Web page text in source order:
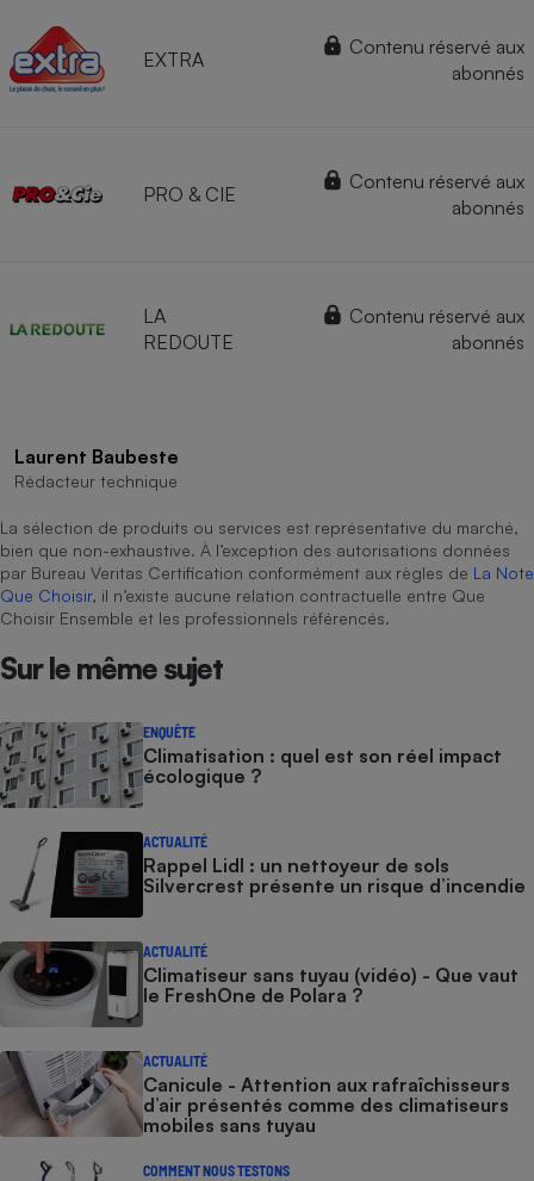
EXTRA
Contenu réservé aux
abonnés
PRO & CIE
Contenu réservé aux
abonnés
LA
REDOUTE
Contenu réservé aux
abonnés
Laurent Baubeste
Rédacteur technique
La sélection de produits ou services est représentative du marché,
bien que non-exhaustive. À l’exception des autorisations données
par Bureau Veritas Certification conformément aux règles de La Note
Que Choisir, il n’existe aucune relation contractuelle entre Que
Choisir Ensemble et les professionnels référencés.
Sur le même sujet
ENQUÊTE
Climatisation : quel est son réel impact
écologique ?
ACTUALITÉ
Rappel Lidl : un nettoyeur de sols
Silvercrest présente un risque d’incendie
ACTUALITÉ
Climatiseur sans tuyau (vidéo) - Que vaut
le FreshOne de Polara ?
ACTUALITÉ
Canicule - Attention aux rafraîchisseurs
d’air présentés comme des climatiseurs
mobiles sans tuyau
COMMENT NOUS TESTONS